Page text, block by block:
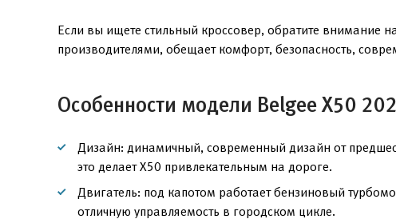
Если вы ищете стильный кроссовер, обратите внимание
производителями, обещает комфорт, безопасность,
Особенности модели Belgee X50
Дизайн: динамичный, современный дизайн от
это делает X50 привлекательным на дороге.
Двигатель: под капотом работает бензиновый
отличную управляемость в городском цикле.